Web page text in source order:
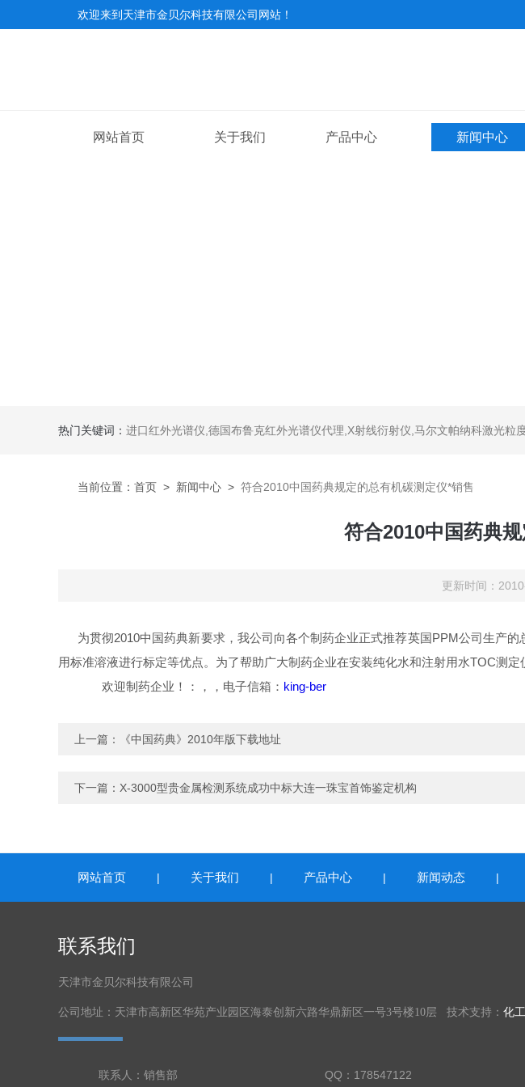
欢迎来到 天津市金贝尔科技有限公司网站 ！
网站首页 关于我们 产品中心 新闻中心
热门关键词： 进口红外光谱仪 德国布鲁克红外光谱仪代理 X射线衍射仪 马尔文帕纳科激光粒
当前位置： 首页 > 新闻中心 > 符合2010中国药典规定的总有机碳测定仪*销售
符合2010中国药典
更新时间：
为贯彻2010中国药典新要求，我公司向各个制药企业正式推荐英国PPM公司生产的
用标准溶液进行标定等优点。为了帮助广大制药企业在安装纯化水和注射用水TOC测定
欢迎制药企业！：
， ，电子信箱： king-ber
上一篇： 《中国药典》2010年版下载地址
下一篇： X-3000型贵金属检测系统成功中标大连一珠宝首饰鉴定机构
网站首页 | 关于我们 | 产品中心 | 新闻动态 |
联系我们
天津市金贝尔科技有限公司
公司地址：天津市高新区华苑产业园区海泰创新六路华鼎新区一号3号楼10层 技术支持： 化
联系人：销售部 QQ：178547122